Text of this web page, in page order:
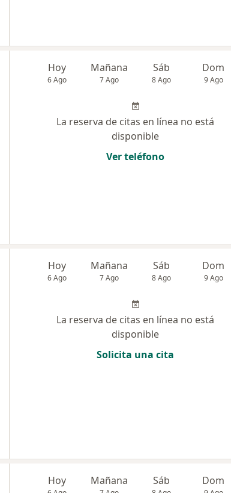
Hoy
6 Ago
Mañana
7 Ago
Sáb
8 Ago
Dom
9 Ago
La reserva de citas en línea no está
disponible
Ver teléfono
Hoy
6 Ago
Mañana
7 Ago
Sáb
8 Ago
Dom
9 Ago
La reserva de citas en línea no está
disponible
Solicita una cita
Hoy Mañana Sáb Dom